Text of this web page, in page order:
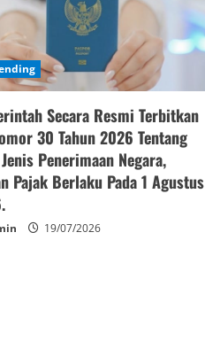
Secara Resmi Terbitkan
30 Tahun 2026 Tentang
Penerimaan Negara,
Pajak Berlaku Pada 1 Agustus
19/07/2026